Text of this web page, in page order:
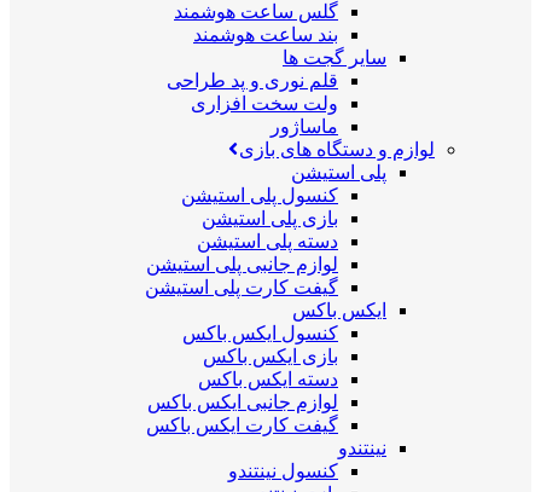
گلس ساعت هوشمند
بند ساعت هوشمند
سایر گجت ها
قلم نوری و پد طراحی
ولت سخت افزاری
ماساژور
لوازم و دستگاه های بازی
پلی استیشن
کنسول پلی استیشن
بازی پلی استیشن
دسته پلی استیشن
لوازم جانبی پلی استیشن
گیفت کارت پلی استیشن
ایکس باکس
کنسول ایکس باکس
بازی ایکس باکس
دسته ایکس باکس
لوازم جانبی ایکس باکس
گیفت کارت ایکس باکس
نینتندو
کنسول نینتندو